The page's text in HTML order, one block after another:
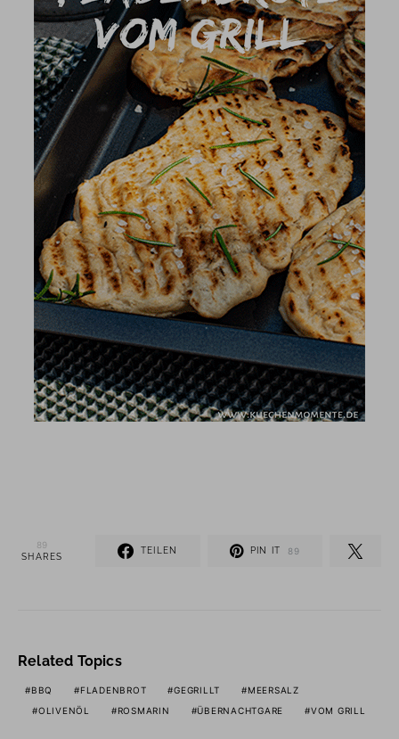
89
SHARES
TEILEN PIN IT 89
Related Topics
BBQ FLADENBROT GEGRILLT
MEERSALZ
OLIVENÖL
ROSMARIN ÜBERNACHTGARE VOM GRILL